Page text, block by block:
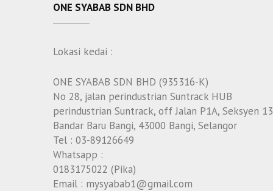
ONE SYABAB SDN BHD
Lokasi kedai :
ONE SYABAB SDN BHD (935316-K)
No 28, jalan perindustrian Suntrack HUB
perindustrian Suntrack, off Jalan P1A, Seksyen 13
Bandar Baru Bangi, 43000 Bangi, Selangor
Tel : 03-89126649
Whatsapp :
0183175022 (Pika)
Email : mysyabab1@gmail.com